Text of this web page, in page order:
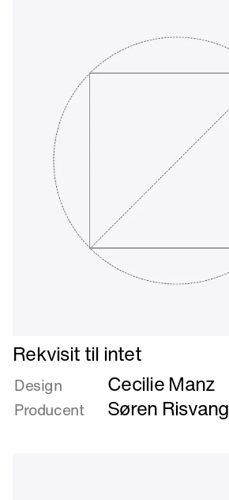
Læs
mere
om
Rekvisit
til
Rekvisit til intet
Design Cecilie Manz
Producent Søren Risvang